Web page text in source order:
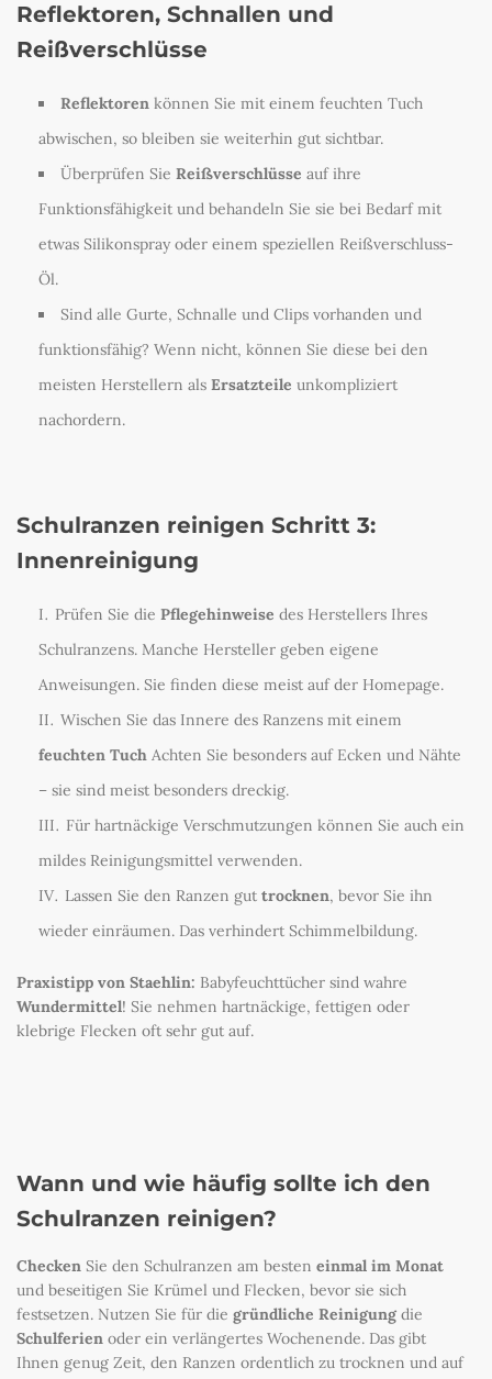
Reflektoren, Schnallen und
Reißverschlüsse
Reflektoren können Sie mit einem feuchten Tuch
abwischen, so bleiben sie weiterhin gut sichtbar.
Überprüfen Sie Reißverschlüsse auf ihre
Funktionsfähigkeit und behandeln Sie sie bei Bedarf mit
etwas Silikonspray oder einem speziellen Reißverschluss-
Öl.
Sind alle Gurte, Schnalle und Clips vorhanden und
funktionsfähig? Wenn nicht, können Sie diese bei den
meisten Herstellern als Ersatzteile unkompliziert
nachordern.
Schulranzen reinigen Schritt 3:
Innenreinigung
Prüfen Sie die Pflegehinweise des Herstellers Ihres
Schulranzens. Manche Hersteller geben eigene
Anweisungen. Sie finden diese meist auf der Homepage.
Wischen Sie das Innere des Ranzens mit einem
feuchten Tuch Achten Sie besonders auf Ecken und Nähte
– sie sind meist besonders dreckig.
Für hartnäckige Verschmutzungen können Sie auch ein
mildes Reinigungsmittel verwenden.
Lassen Sie den Ranzen gut trocknen, bevor Sie ihn
wieder einräumen. Das verhindert Schimmelbildung.
Praxistipp von Staehlin: Babyfeuchttücher sind wahre
Wundermittel! Sie nehmen hartnäckige, fettigen oder
klebrige Flecken oft sehr gut auf.
Wann und wie häufig sollte ich den
Schulranzen reinigen?
Checken Sie den Schulranzen am besten einmal im Monat
und beseitigen Sie Krümel und Flecken, bevor sie sich
festsetzen. Nutzen Sie für die gründliche Reinigung die
Schulferien oder ein verlängertes Wochenende. Das gibt
Ihnen genug Zeit, den Ranzen ordentlich zu trocknen und auf